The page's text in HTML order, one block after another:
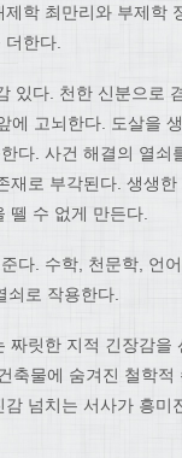
학 최만리와 부제학
더한다.
있다. 천한 신분으로
에 고뇌한다. 도살을
다. 사건 해결의 열쇠
재로 부각된다. 생생한
뗄 수 없게 만든다.
다. 수학, 천문학, 언
로 작용한다.
짜릿한 지적 긴장감을
축물에 숨겨진 철학적
넘치는 서사가 흥미